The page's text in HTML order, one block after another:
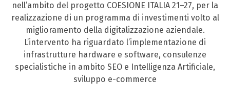
nell’ambito del progetto COESIONE ITALIA 21–27, per la
realizzazione di un programma di investimenti volto al
miglioramento della digitalizzazione aziendale.
L’intervento ha riguardato l’implementazione di
infrastrutture hardware e software, consulenze
specialistiche in ambito SEO e Intelligenza Artificiale,
sviluppo e-commerce